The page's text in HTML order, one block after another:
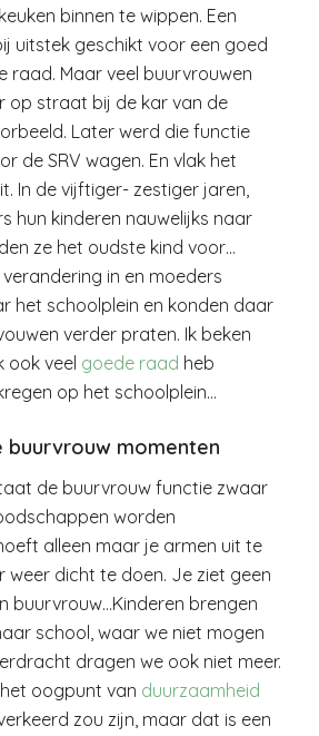
binnen te wippen. Een
uitstek geschikt voor een goed
raad. Maar veel buurvrouwen
op straat bij de kar van de
Later werd die functie
de SRV wagen. En vlak het
In de vijftiger- zestiger jaren,
hun kinderen nauwelijks naar
ze het oudste kind voor…
in en moeders
het schoolplein en konden daar
verder praten. Ik beken
ook veel goede raad heb
op het schoolplein…
buurvrouw momenten
de buurvrouw functie zwaar
worden
alleen maar je armen uit te
weer dicht te doen. Je ziet geen
buurvrouw…Kinderen brengen
school, waar we niet mogen
dragen we ook niet meer.
oogpunt van duurzaamheid
zou zijn, maar dat is een